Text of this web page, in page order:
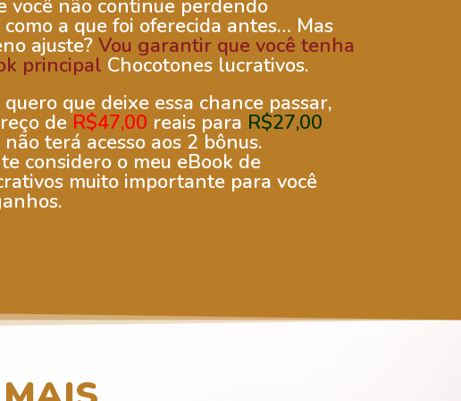
você não continue perdendo
a que foi oferecida antes… Mas
ajuste?Vou garantir que você tenha
principal Chocotones lucrativos.
que deixe essa chance passar,
de R$47,00 reais para R$27,00
terá acesso aos 2 bônus.
considero o meu eBook de
muito importante para você